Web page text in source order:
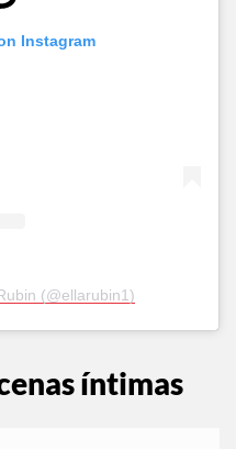
Instagram
(@ellarubin1)
íntimas